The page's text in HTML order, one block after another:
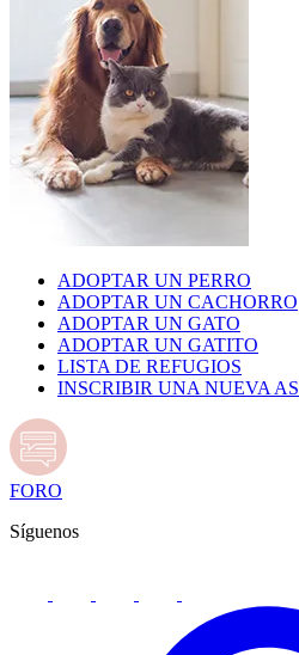
ADOPTAR UN PERRO
ADOPTAR UN CACHORRO
ADOPTAR UN GATO
ADOPTAR UN GATITO
LISTA DE REFUGIOS
INSCRIBIR UNA NUEVA
FORO
Síguenos